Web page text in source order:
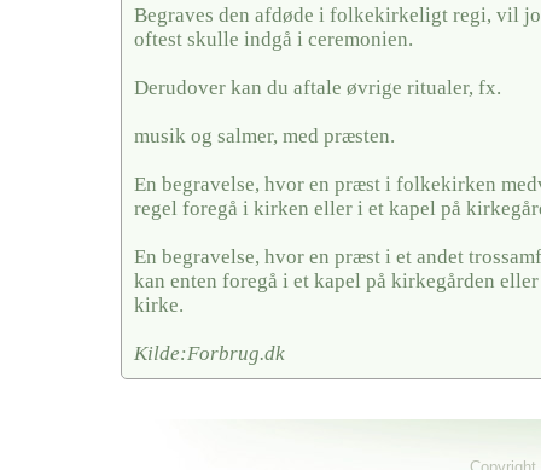
Begraves den afdøde i folkekirkeligt regi, vil
oftest skulle indgå i ceremonien.
Derudover kan du aftale øvrige ritualer, fx.
musik og salmer, med præsten.
En begravelse, hvor en præst i folkekirken
regel foregå i kirken eller i et kapel på
En begravelse, hvor en præst i et andet
kan enten foregå i et kapel på kirkegården
kirke.
Kilde:Forbrug.dk